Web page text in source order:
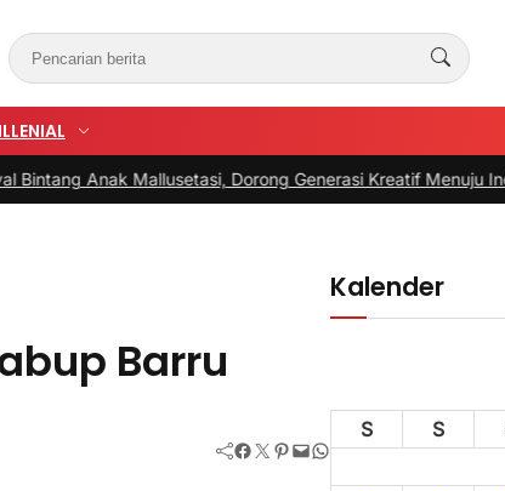
Mallusetasi, Dorong Generasi Kreatif Menuju Indonesia
Barru
Facebook Twitter Pinterest Mail WhatsApp
Kalender
S
S